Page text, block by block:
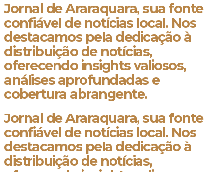
Jornal de Araraquara, sua fonte
confiável de notícias local. Nos
destacamos pela dedicação à
distribuição de notícias,
oferecendo insights valiosos,
análises aprofundadas e
cobertura abrangente.
Jornal de Araraquara, sua fonte
confiável de notícias local. Nos
destacamos pela dedicação à
distribuição de notícias,